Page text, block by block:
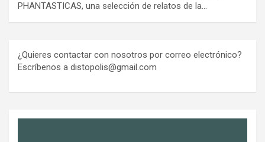
PHANTASTICAS, una selección de relatos de la…
¿Quieres contactar con nosotros por correo electrónico?
Escríbenos a distopolis@gmail.com